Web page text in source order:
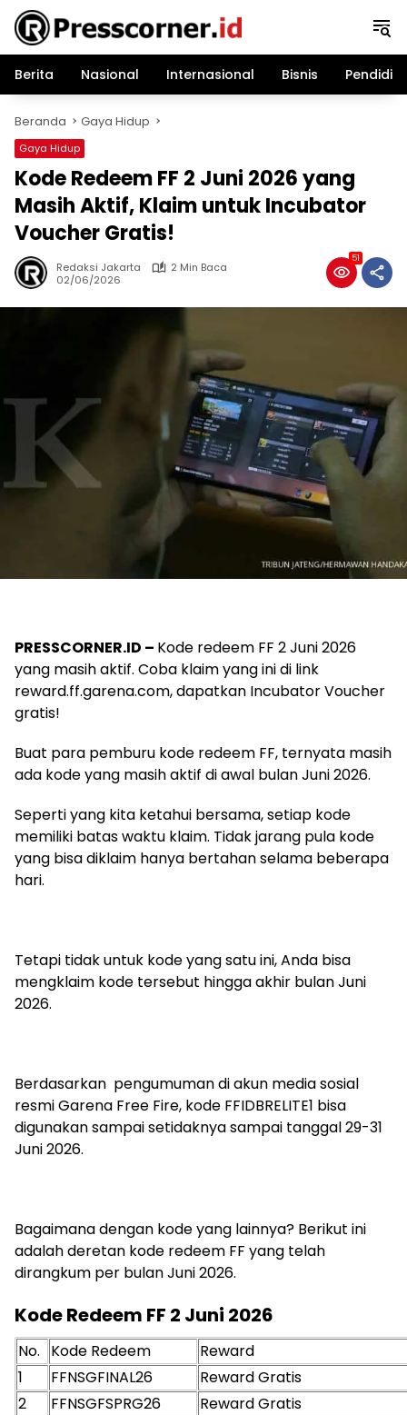
Langsung
konten
Berita
Nasional Internasional Bisnis
Beranda Gaya Hidup
Gaya Hidup
Kode Redeem FF 2 Juni 2026 yang
Masih Aktif, Klaim untuk Incubator
Voucher Gratis!
Redaksi Jakarta
2 Min Baca
02/06/2026
51
PRESSCORNER.ID – Kode redeem FF 2 Juni 2026
yang masih aktif. Coba klaim yang ini di link
reward.ff.garena.com, dapatkan Incubator Voucher
gratis!
Buat para pemburu kode redeem FF, ternyata masih
ada kode yang masih aktif di awal bulan Juni 2026.
Seperti yang kita ketahui bersama, setiap kode
memiliki batas waktu klaim. Tidak jarang pula kode
yang bisa diklaim hanya bertahan selama beberapa
hari.
Tetapi tidak untuk kode yang satu ini, Anda bisa
mengklaim kode tersebut hingga akhir bulan Juni
2026.
Berdasarkan pengumuman di akun media sosial
resmi Garena Free Fire, kode FFIDBRELITE1 bisa
digunakan sampai setidaknya sampai tanggal 29-31
Juni 2026.
Bagaimana dengan kode yang lainnya? Berikut ini
adalah deretan kode redeem FF yang telah
dirangkum per bulan Juni 2026.
Kode Redeem FF 2 Juni 2026
No. Kode Redeem
Reward
1
FFNSGFINAL26
Reward Gratis
2
FFNSGFSPRG26
Reward Gratis